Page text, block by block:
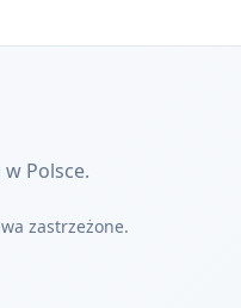
Polsce.
zastrzeżone.